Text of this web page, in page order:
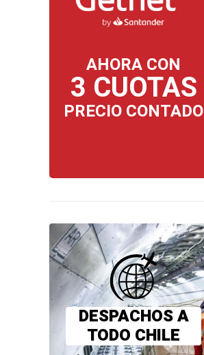
AHORA CON
3 CUOTAS
PRECIO CONTADO
DESPACHOS A
TODO CHILE